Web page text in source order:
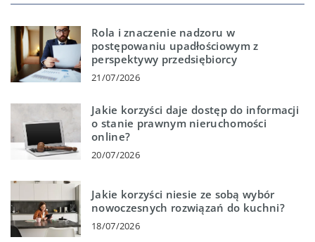
Rola i znaczenie nadzoru w
postępowaniu upadłościowym z
perspektywy przedsiębiorcy
21/07/2026
Jakie korzyści daje dostęp do informacji
o stanie prawnym nieruchomości
online?
20/07/2026
Jakie korzyści niesie ze sobą wybór
nowoczesnych rozwiązań do kuchni?
18/07/2026